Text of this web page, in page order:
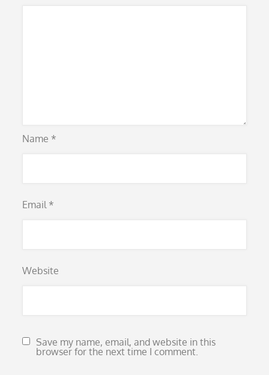
Name *
Email *
Website
Save my name, email, and website in this
browser for the next time I comment.